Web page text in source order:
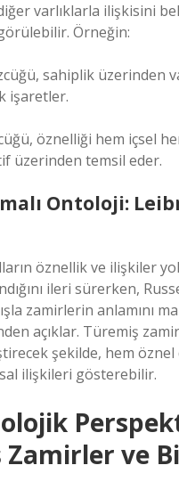
varlıklarla ilişkisini
Örneğin:
sahiplik üzerinden
işaretler.
öznelliği hem içsel
üzerinden temsil eder.
Ontoloji:
öznellik ve ilişkiler
ileri sürerken,
zamirlerin anlamını
açıklar. Türemiş
şekilde, hem
ilişkileri gösterebilir.
Zamirler ve